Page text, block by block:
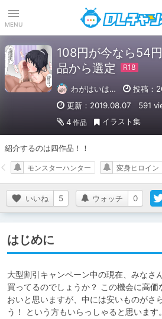
MENU
108円が今なら54
品から選定
わがはいは…
投稿：
更新：2019.08.07
591
4 作品 イラスト集
紹介するのは四作品！！
いいね 5 ウォッチ 0
モンスターハンター 変身ヒロイン
はじめに
大型割引キャンペーン中の現在、みなさ
買ってるのでしょうか？ この機会に高
おいと思いますが、中には安いものがさ
う！ という方もいらっしゃると思います。